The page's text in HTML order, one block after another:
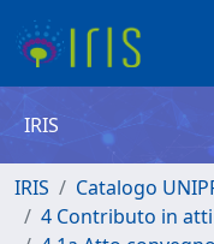
IRIS
IRIS
Catalogo
4 Contributo in